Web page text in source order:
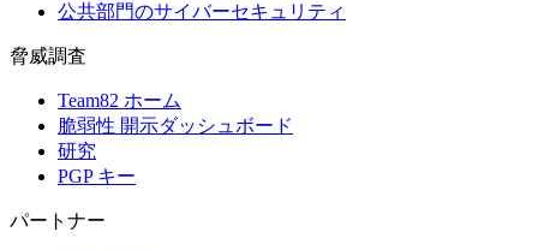
公共部門のサイバーセキュリティ
脅威調査
Team82 ホーム
脆弱性 開示ダッシュボード
研究
PGP キー
パートナー